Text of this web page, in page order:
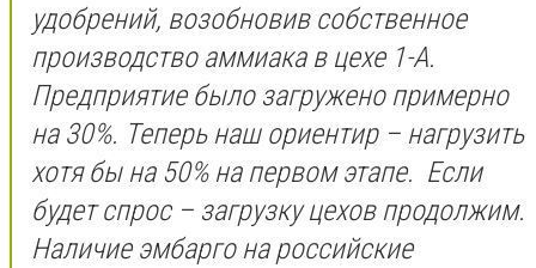
удобрений, возобновив собственное
производство аммиака в цехе 1-А.
Предприятие было загружено примерно
на 30%. Теперь наш ориентир – нагрузить
хотя бы на 50% на первом этапе. Если
будет спрос – загрузку цехов продолжим.
Наличие эмбарго на российские